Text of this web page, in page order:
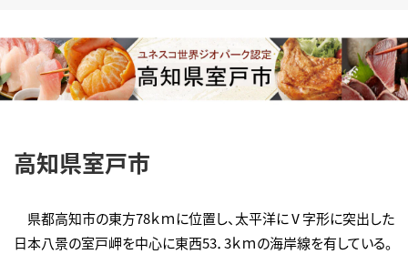
高知県室戸市
県都高知市の東方78ｋｍに位置し、太平洋にⅤ字形に突出した
日本八景の室戸岬を中心に東西53．3ｋｍの海岸線を有している。